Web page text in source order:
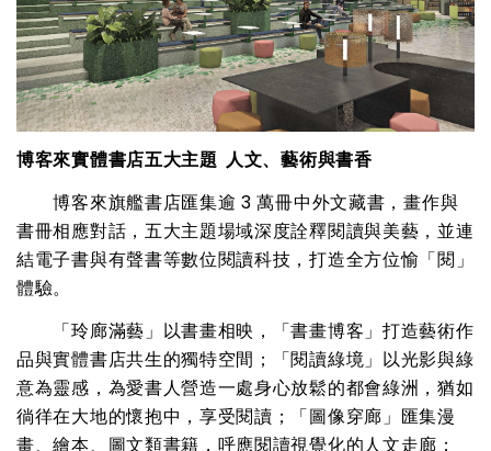
博客來實體書店五大主題 人文、藝術與書香
博客來旗艦書店匯集逾 3 萬冊中外文藏書，畫作與
書冊相應對話，五大主題場域深度詮釋閱讀與美藝，並連
結電子書與有聲書等數位閱讀科技，打造全方位愉「閱」
體驗。
「玲廊滿藝」以書畫相映，「書畫博客」打造藝術作
品與實體書店共生的獨特空間；「閱讀綠境」以光影與綠
意為靈感，為愛書人營造一處身心放鬆的都會綠洲，猶如
徜徉在大地的懷抱中，享受閱讀；「圖像穿廊」匯集漫
畫、繪本、圖文類書籍，呼應閱讀視覺化的人文走廊；